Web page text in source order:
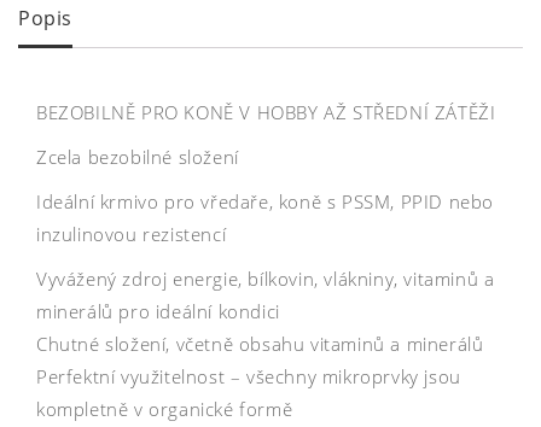
Popis
BEZOBILNĚ PRO KONĚ V HOBBY AŽ STŘEDNÍ ZÁTĚŽI
Zcela bezobilné složení
Ideální krmivo pro vředaře, koně s PSSM, PPID nebo
inzulinovou rezistencí
Vyvážený zdroj energie, bílkovin, vlákniny, vitaminů a
minerálů pro ideální kondici
Chutné složení, včetně obsahu vitaminů a minerálů
Perfektní využitelnost – všechny mikroprvky jsou
kompletně v organické formě